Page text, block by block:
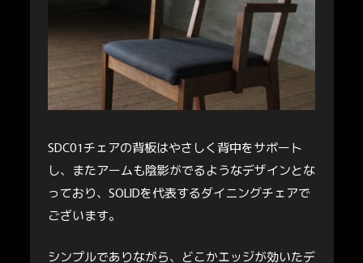
SDC01チェアの背板はやさしく背中をサポート
し、またアームも陰影がでるようなデザインとな
っており、SOLIDを代表するダイニングチェアで
ございます。
シンプルでありながら、どこかエッジが効いたデ